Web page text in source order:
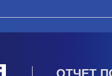
ОТЧЕТ